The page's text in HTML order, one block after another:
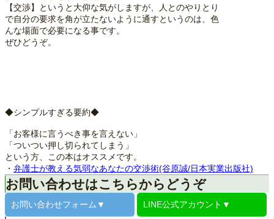
【交渉】というと大仰な気がしますが、人とのやりとり
で自分の要求を角が立たないように通すというのは、色
んな場面で必要になる事です。
ぜひどうぞ。
◆シンプルすぎる要約◆
「お客様に言うべき事を言えない」
「ついつい押し切られてしまう」
という方、この本はオススメです。
・ 弁護士が教える気弱なあなたの交渉術(谷原誠/日本実業出版社)
お問い合わせはこちらからどうぞ
お問い合わせフォーム▼ LINE公式アカウント▼